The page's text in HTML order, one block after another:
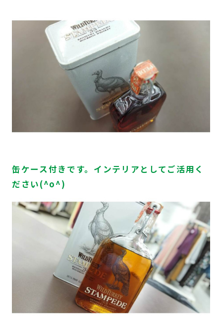
缶ケース付きです。インテリアとしてご活用く
ださい(^o^)